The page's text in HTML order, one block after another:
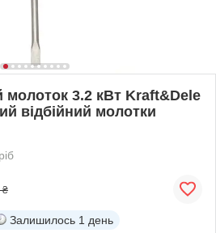
молоток 3.2 кВт Kraft&Dele
відбійний молотки
₴
Залишилось 1 день